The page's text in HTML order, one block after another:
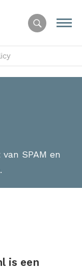
SPAM en
is een